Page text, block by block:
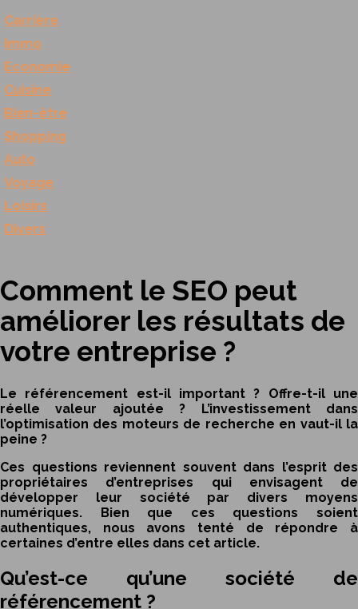
Carrière
Immo
Economie
Cuisine
Bien-être
Shopping
Auto
Voyage
Loisirs
Divers
Comment le SEO peut
améliorer les résultats de
votre entreprise ?
Le référencement est-il important ? Offre-t-il une
réelle valeur ajoutée ? L’investissement dans
l’optimisation des moteurs de recherche en vaut-il la
peine ?
Ces questions reviennent souvent dans l’esprit des
propriétaires d’entreprises qui envisagent de
développer leur société par divers moyens
numériques. Bien que ces questions soient
authentiques, nous avons tenté de répondre à
certaines d’entre elles dans cet article.
Qu’est-ce qu’une société de
référencement ?